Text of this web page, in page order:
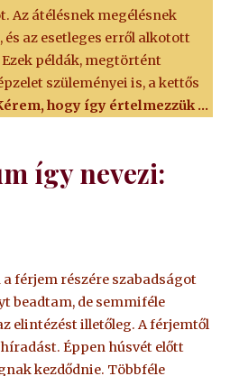
Az átélésnek megélésnek
az esetleges erről alkotott
példák, megtörtént
szüleményei is, a kettős
hogy így értelmezzük …
így nevezi:
a férjem részére szabadságot
beadtam, de semmiféle
elintézést illetőleg. A férjemtől
Éppen húsvét előtt
kezdődnie. Többféle